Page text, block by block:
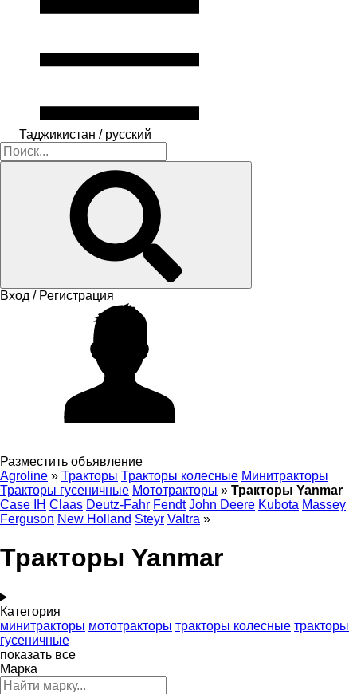
Таджикистан / русский
Вход / Регистрация
Разместить объявление
Agroline » Тракторы Тракторы колесные Минитракторы
Тракторы гусеничные Мототракторы » Тракторы Yanmar
Case IH Claas Deutz-Fahr Fendt John Deere Kubota Massey
Ferguson New Holland Steyr Valtra »
Тракторы Yanmar
Категория
минитракторы мототракторы тракторы колесные тракторы
гусеничные
показать все
Марка